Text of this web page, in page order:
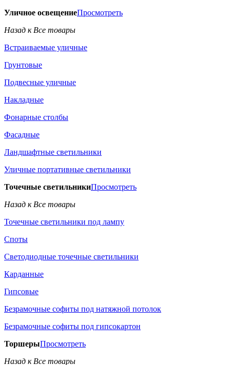
Уличное освещениеПросмотреть
Назад к Все товары
Встраиваемые уличные
Грунтовые
Подвесные уличные
Накладные
Фонарные столбы
Фасадные
Ландшафтные светильники
Уличные портативные светильники
Точечные светильникиПросмотреть
Назад к Все товары
Точечные светильники под лампу
Споты
Светодиодные точечные светильники
Карданные
Гипсовые
Безрамочные софиты под натяжной потолок
Безрамочные софиты под гипсокартон
ТоршерыПросмотреть
Назад к Все товары